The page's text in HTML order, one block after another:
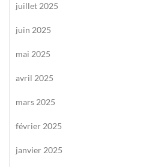
juillet 2025
juin 2025
mai 2025
avril 2025
mars 2025
février 2025
janvier 2025